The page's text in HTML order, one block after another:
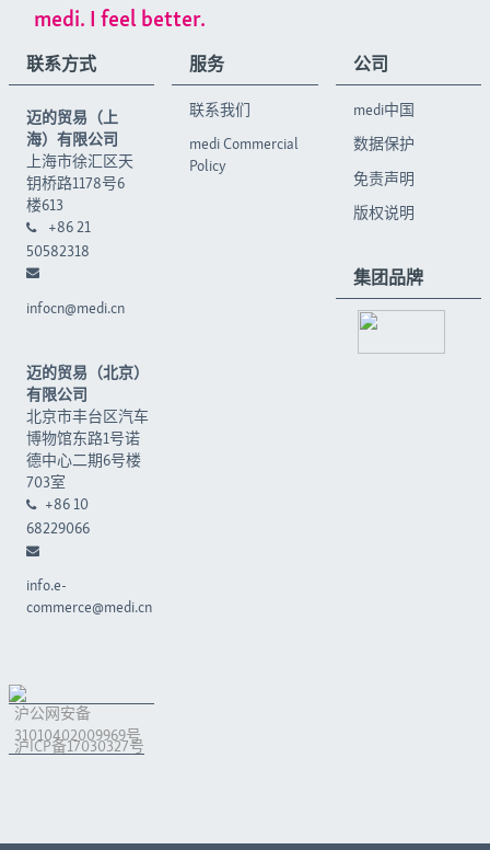
medi. I feel better.
联系方式
迈的贸易（上
海）有限公司
上海市徐汇区天
钥桥路1178号6
楼613
+86 21
50582318
infocn@medi.cn
迈的贸易（北京）
有限公司
北京市丰台区汽车
博物馆东路1号诺
德中心二期6号楼
703室
+86 10
68229066
info.e-
commerce@medi.cn
服务
联系我们
medi Commercial
Policy
公司
medi中国
数据保护
免责声明
版权说明
集团品牌
沪公网安备
31010402009969号
沪ICP备17030327号